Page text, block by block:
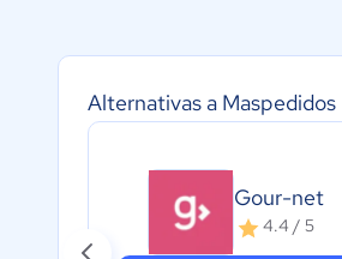
Alternativas a Maspedidos
Gour-net
4.4 / 5